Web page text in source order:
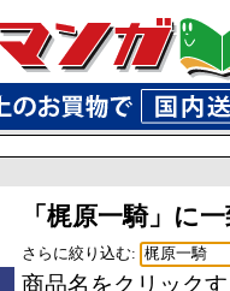
「梶原一騎」に
さらに絞り込む:
商品名をクリック